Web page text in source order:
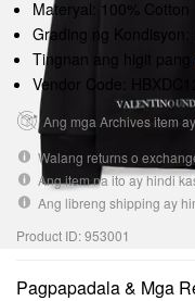
Materyal: 100% Cotton
Grading ng Kondisyon:
Tingnan ang higit pang
Vendor Code:
Ang mga Archives item
Walang returns o
Ang item na ito ay hindi
Ang libreng shipping ay
Product ID: 953001
Pagpapadala & Mga